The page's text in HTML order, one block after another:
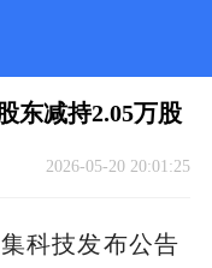
东减持2.05万股
2026-05-20 20:01:25
科技发布公告